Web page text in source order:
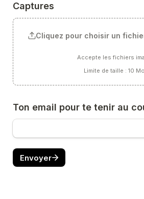
Captures
Cliquez pour choisir un
Accepte les fichiers
Limite de taille : 10 Mo
Ton email pour te tenir au
Envoyer